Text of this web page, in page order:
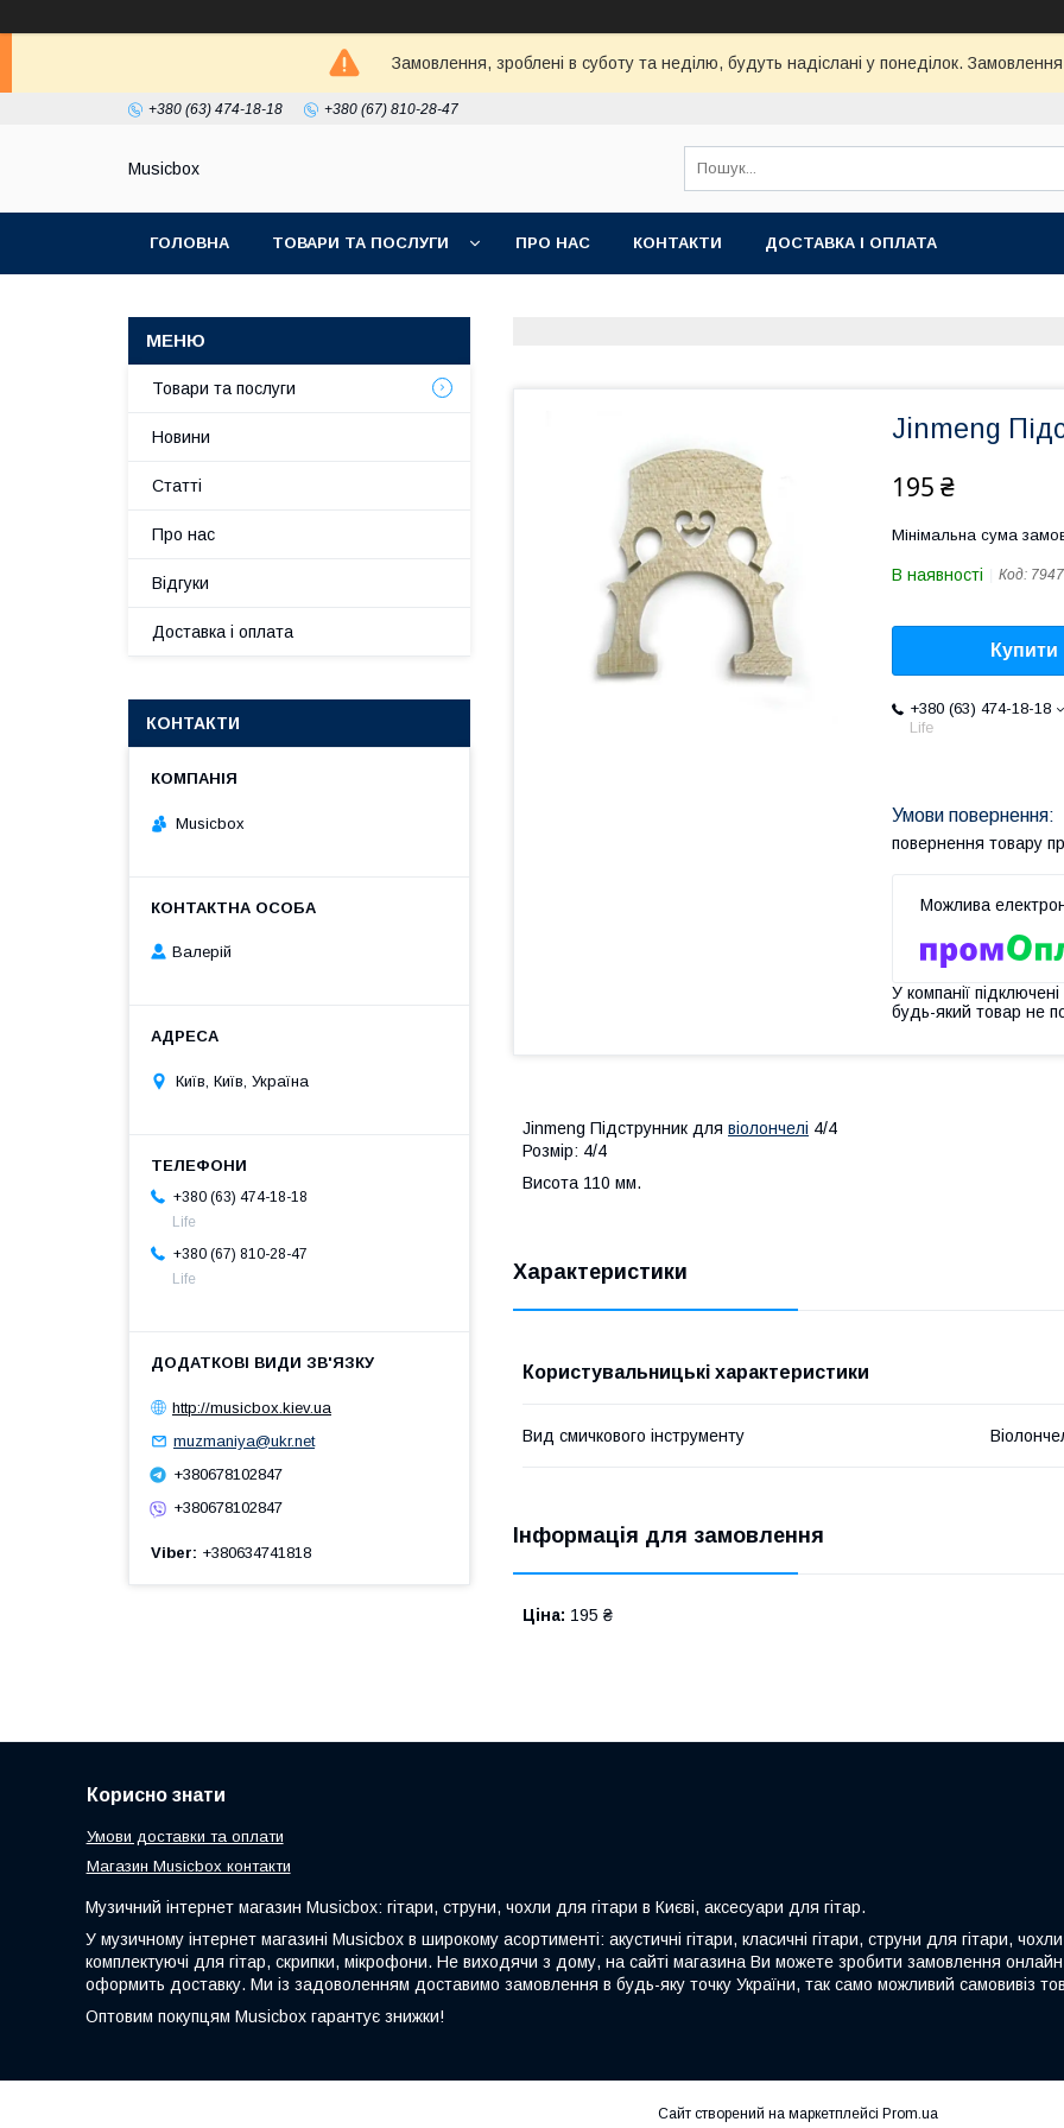
Замовлення, зроблені в суботу та неділю, будуть надіслані у понеділок.
+380 (63) 474-18-18 +380 (67) 810-28-47
Musicbox
ГОЛОВНА ТОВАРИ ТА ПОСЛУГИ ПРО НАС КОНТАКТИ ДОСТАВКА І ОПЛАТА
Jinmeng
195 ₴
Мінімальна сума
В наявності Код:
Купити
+380 (63) 474-18-18
Life
повернення товару
У компанії
будь-який товар не
Jinmeng Підструнник для віолончелі 4/4
Розмір: 4/4
Висота 110 мм.
Характеристики
Користувальницькі характеристики
Вид смичкового інструменту
Інформація для замовлення
Ціна: 195 ₴
Товари та послуги
Новини
Статті
Про нас
Відгуки
Доставка і оплата
КОНТАКТИ
Musicbox
Валерій
Київ, Київ, Україна
+380 (63) 474-18-18
Life
+380 (67) 810-28-47
Life
http://musicbox.kiev.ua
muzmaniya@ukr.net
+380678102847
+380678102847
Viber +380634741818
Корисно знати
Умови доставки та оплати
Магазин Musicbox контакти
Музичний інтернет магазин Musicbox: гітари, струни, чохли для гітари в Києві, аксесуари для гітар.
У музичному інтернет магазині Musicbox в широкому асортименті: акустичні гітари, класичні гітари, струни для гітари,
комплектуючі для гітар, скрипки, мікрофони. Не виходячи з дому, на сайті магазина Ви можете зробити замовлення
оформить доставку. Ми із задоволенням доставимо замовлення в будь-яку точку України, так само можливий самовивіз
Оптовим покупцям Musicbox гарантує знижки!
Сайт створений на маркетплейсі Prom.ua